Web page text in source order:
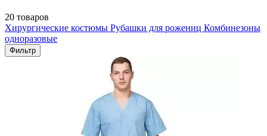
20 товаров
Хирургические костюмы Рубашки для рожениц Комбинезоны
одноразовые
Фильтр